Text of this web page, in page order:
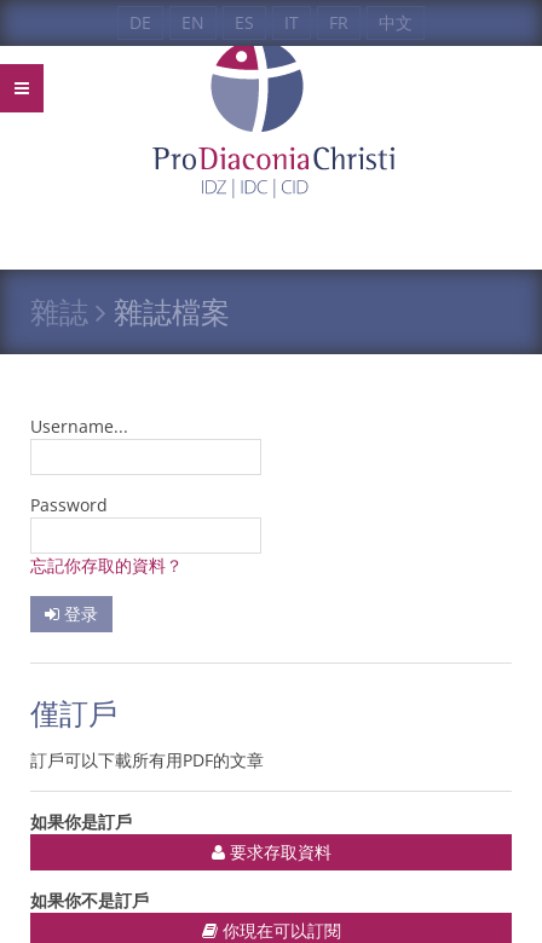
DE EN ES IT FR 中文
雜誌 雜誌檔案
Username...
Password
忘記你存取的資料？
登录
僅訂戶
訂戶可以下載所有用PDF的文章
如果你是訂戶
要求存取資料
如果你不是訂戶
你現在可以訂閱